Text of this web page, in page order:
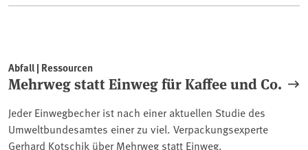
Abfall | Ressourcen
Mehrweg statt Einweg für Kaffee und Co.
Jeder Einwegbecher ist nach einer aktuellen Studie des
Umweltbundesamtes einer zu viel. Verpackungsexperte
Gerhard Kotschik über Mehrweg statt Einweg.